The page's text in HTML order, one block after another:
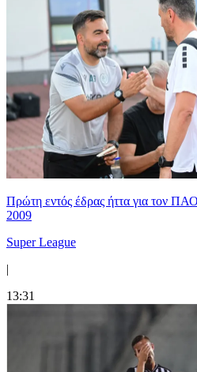
Πρώτη εντός έδρας ήττα για τον
2009
Super League
|
13:31